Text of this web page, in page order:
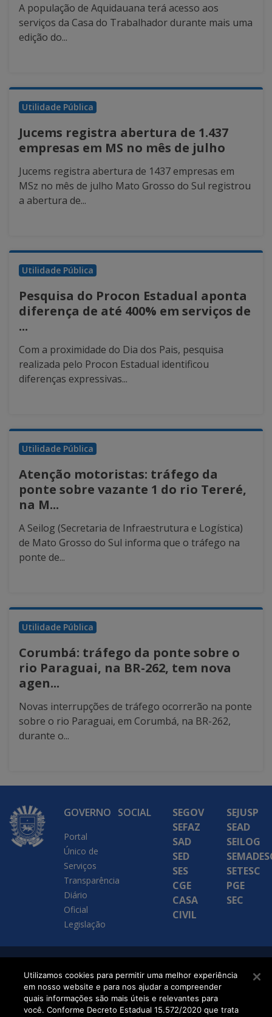
A população de Aquidauana terá acesso aos
serviços da Casa do Trabalhador durante mais uma
edição do...
Utilidade Pública
Jucems registra abertura de 1.437
empresas em MS no mês de julho
Jucems registra abertura de 1437 empresas em
MSz no mês de julho Mato Grosso do Sul registrou
a abertura de...
Utilidade Pública
Pesquisa do Procon Estadual aponta
diferença de até 400% em serviços de
...
Com a proximidade do Dia dos Pais, pesquisa
realizada pelo Procon Estadual identificou
diferenças expressivas...
Utilidade Pública
Atenção motoristas: tráfego da
ponte sobre vazante 1 do rio Tereré,
na M...
A Seilog (Secretaria de Infraestrutura e Logística)
de Mato Grosso do Sul informa que o tráfego na
ponte de...
Utilidade Pública
Corumbá: tráfego da ponte sobre o
rio Paraguai, na BR-262, tem nova
agen...
Novas interrupções de tráfego ocorrerão na ponte
sobre o rio Paraguai, em Corumbá, na BR-262,
durante o...
GOVERNO
Portal
Único de
Serviços
Transparência
Diário
Oficial
Legislação
SOCIAL
SEGOV
SEFAZ
SAD
SED
SES
CGE
CASA
CIVIL
SEJUSP
SEAD
SEILOG
SETESC
PGE
SEC
SETDIG | Secretaria-
Executiva de
Transformação Digital
Utilizamos cookies para permitir uma melhor experiência
em nosso website e para nos ajudar a compreender
quais informações são mais úteis e relevantes para
você. Conforme Decreto Estadual 15.572/2020 que trata